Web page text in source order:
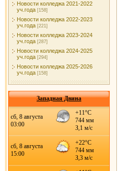
Новости колледжа 2021-2022
уч.года [158]
Новости колледжа 2022-2023
уч.года [221]
Новости колледжа 2023-2024
уч.года [287]
Новости колледжа 2024-2025
уч.года [294]
Новости колледжа 2025-2026
уч.года [158]
Западная Двина